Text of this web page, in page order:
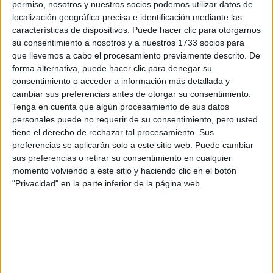
permiso, nosotros y nuestros socios podemos utilizar datos de
localización geográfica precisa e identificación mediante las
características de dispositivos. Puede hacer clic para otorgarnos
su consentimiento a nosotros y a nuestros 1733 socios para
que llevemos a cabo el procesamiento previamente descrito. De
forma alternativa, puede hacer clic para denegar su
consentimiento o acceder a información más detallada y
cambiar sus preferencias antes de otorgar su consentimiento.
Tenga en cuenta que algún procesamiento de sus datos
personales puede no requerir de su consentimiento, pero usted
tiene el derecho de rechazar tal procesamiento. Sus
preferencias se aplicarán solo a este sitio web. Puede cambiar
sus preferencias o retirar su consentimiento en cualquier
momento volviendo a este sitio y haciendo clic en el botón
"Privacidad" en la parte inferior de la página web.
Estudios nombrados en este post